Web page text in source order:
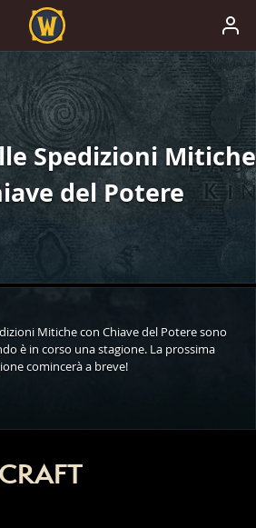
Spedizioni Mitiche
del Potere
Mitiche con Chiave del Potere sono
è in corso una stagione. La prossima
comincerà a breve!